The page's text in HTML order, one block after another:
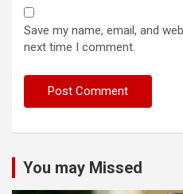
Save my name, email, and
next time I comment.
You may Missed